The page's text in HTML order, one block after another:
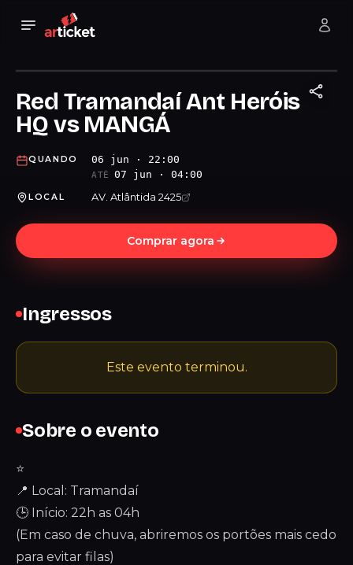
Red Tramandaí Ant Heróis
HQ vs MANGÁ
QUANDO 06 jun · 22:00
ATÉ 07 jun · 04:00
LOCAL AV. Atlântida 2425
Comprar agora
Sobre o evento
⭐
📍 Local: Tramandaí
🕒 Início: 22h as 04h
(Em caso de chuva, abriremos os portões mais cedo
para evitar filas)
Ingressos
Este evento terminou.